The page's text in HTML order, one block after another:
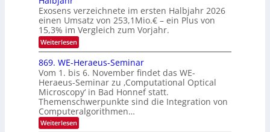
k
s
S
I
O
N
2
0
2
6
t
r
o
n
k
-
u
n
d
B
d
i
e
K
I
m
i
t
d
e
n
k
t
Exosens verzeichnete im ersten Halbjahr 2026
einen Umsatz von 253,1Mio.€ – ein Plus von
15,3% im Vergleich zum Vorjahr.
Weiterlesen:
E
x
o
s
e
n
s
m
e
l
869. WE-Heraeus-Seminar
Vom 1. bis 6. November findet das WE-
Heraeus-Seminar zu ‚Computational Optical
Microscopy‘ in Bad Honnef statt.
Themenschwerpunkte sind die Integration von
Computeralgorithmen…
Weiterlesen: